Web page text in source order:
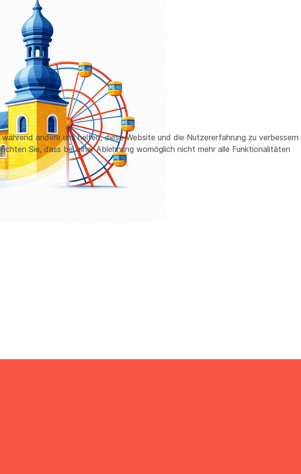
andere uns helfen, diese Website und die Nutzererfahrung zu verbessern
Sie, dass bei einer Ablehnung womöglich nicht mehr alle Funktionalitäten